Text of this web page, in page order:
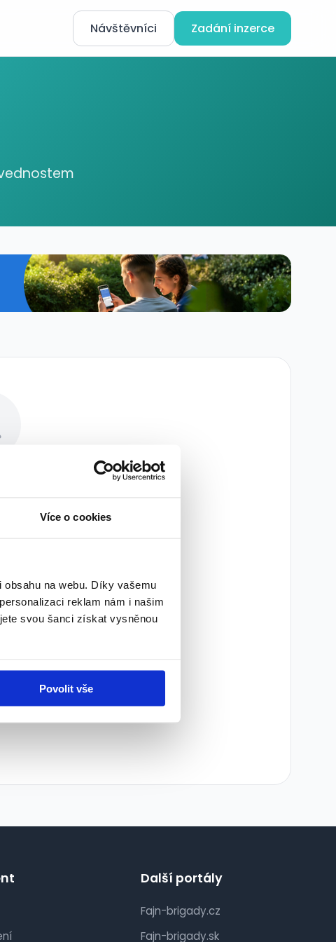
Více o cookies
na webu. Díky vašemu
reklam nám i našim
svou šanci získat vysněnou
Povolit vše
Návštěvníci Zadání inzerce
žádné inzeráty
nenalezli žádné
filtry
Další portály
Fajn-brigady.cz
Fajn-brigady.sk